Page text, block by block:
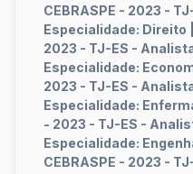
CEBRASPE - 2023 -
Especialidade: Direito |
2023 - TJ-ES -
Especialidade:
2023 - TJ-ES -
Especialidade:
- 2023 - TJ-ES -
Especialidade:
CEBRASPE - 2023 -